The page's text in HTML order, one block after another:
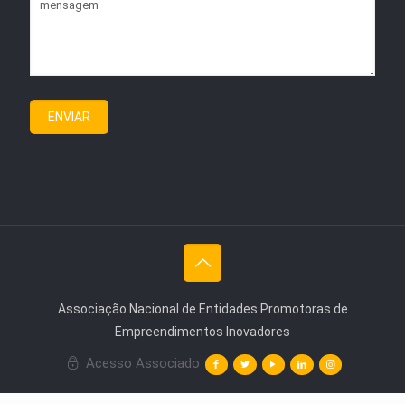
Associação Nacional de Entidades Promotoras de
Empreendimentos Inovadores
Acesso Associado